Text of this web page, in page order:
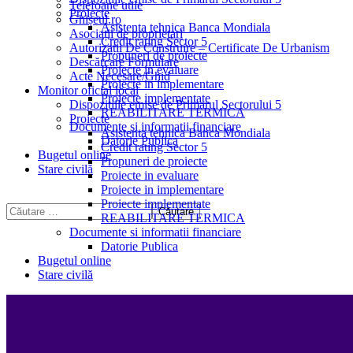
Proiecte
Asistenta tehnica Banca Mondiala
Credit rating Sector 5
Propuneri de proiecte
Proiecte in evaluare
Proiecte in implementare
Proiecte implementate
REABILITARE TERMICA
Documente si informatii financiare
Datorie Publica
Bugetul online
Stare civilă
Telefoane utile
Ghișeul.ro
Asociații de proprietari
Autorizații De Construire – Certificate De Urbanism
Descărcare Formulare
Acte Necesare/Ghid
Monitor oficial local
Dispozitiile emise de Primarul Sectorului 5
Proiecte
Asistenta tehnica Banca Mondiala
Credit rating Sector 5
Propuneri de proiecte
Proiecte in evaluare
Proiecte in implementare
Proiecte implementate
REABILITARE TERMICA
Documente si informatii financiare
Datorie Publica
Bugetul online
Stare civilă